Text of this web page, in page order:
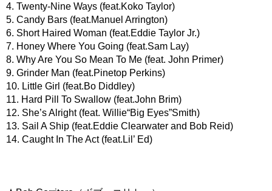
4. Twenty-Nine Ways (feat.Koko Taylor)
5. Candy Bars (feat.Manuel Arrington)
6. Short Haired Woman (feat.Eddie Taylor Jr.)
7. Honey Where You Going (feat.Sam Lay)
8. Why Are You So Mean To Me (feat. John Primer)
9. Grinder Man (feat.Pinetop Perkins)
10. Little Girl (feat.Bo Diddley)
11. Hard Pill To Swallow (feat.John Brim)
12. She’s Alright (feat. Willie“Big Eyes”Smith)
13. Sail A Ship (feat.Eddie Clearwater and Bob Reid)
14. Caught In The Act (feat.Lil’ Ed)